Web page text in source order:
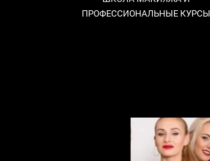
ПРОФЕССИОНАЛЬНЫЕ КУРСЫ